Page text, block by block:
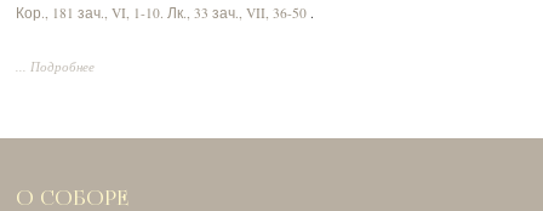
Кор., 181 зач., VI, 1-10. Лк., 33 зач., VII, 36-50 .
... Подробнее
О СОБОРЕ